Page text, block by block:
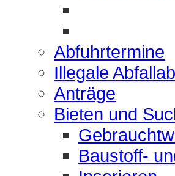
Abfuhrtermine
Illegale
Anträge
Bieten und
Baustoff-